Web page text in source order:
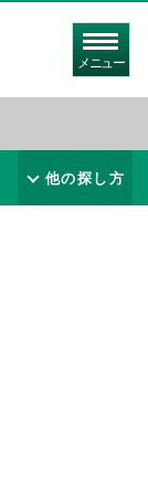
メニュー
他の探し方